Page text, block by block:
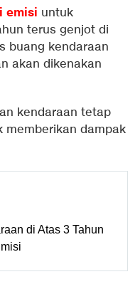
emisi untuk
terus genjot di
buang kendaraan
akan dikenakan
kendaraan tetap
memberikan dampak
di Atas 3 Tahun